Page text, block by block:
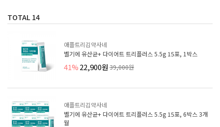
TOTAL 14
애플트리김약사네
벨기에 유산균+ 다이어트 트리플러스 5.5g 15포, 1박스
41%22,900원 39,000원
애플트리김약사네
벨기에 유산균+ 다이어트 트리플러스 5.5g 15포, 6박스 3개
월